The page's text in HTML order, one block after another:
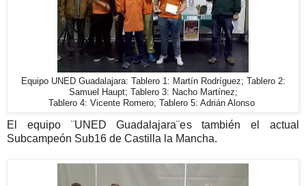
Equipo UNED Guadalajara: Tablero 1: Martín Rodríguez; Tablero 2:
Samuel Haupt; Tablero 3: Nacho Martínez;
Tablero 4: Vicente Romero; Tablero 5: Adrián Alonso
El equipo ¨UNED Guadalajara¨es también el actual
Subcampeón Sub16 de Castilla la Mancha.